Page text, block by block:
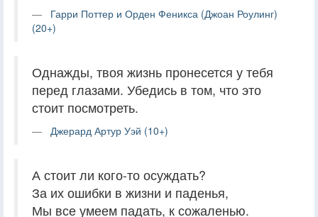
Гарри Поттер и Орден Феникса (Джоан Роулинг)
(20+)
Однажды, твоя жизнь пронесется у тебя
перед глазами. Убедись в том, что это
стоит посмотреть.
Джерард Артур Уэй (10+)
А стоит ли кого-то осуждать?
За их ошибки в жизни и паденья,
Мы все умеем падать, к сожаленью.